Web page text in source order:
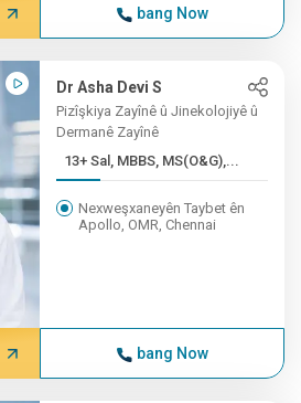
bang Now
Dr Asha Devi S
Pizîşkiya Zayînê û Jinekolojiyê û
Dermanê Zayînê
13+ Sal, MBBS, MS(O&G),...
Nexweşxaneyên Taybet ên
Apollo, OMR, Chennai
bang Now